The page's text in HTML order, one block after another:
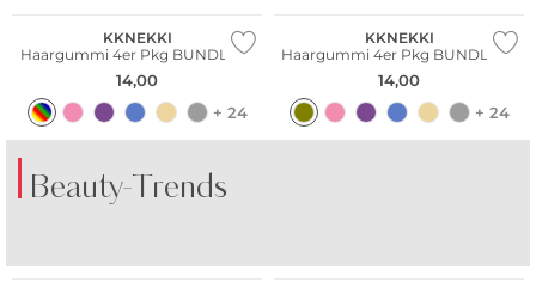
KKNEKKI
Haargummi 4er Pkg BUNDLE 19
14,00
+ 24
KKNEKKI
Haargummi 4er Pkg BUNDLE 33
14,00
+ 24
Beauty-Trends
AMALFI
KOPENHAGEN